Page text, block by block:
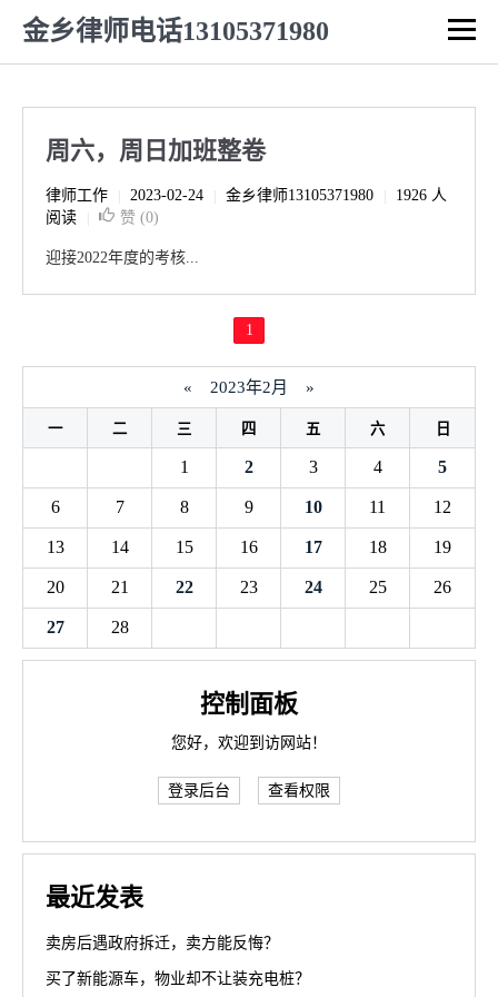
金乡律师电话13105371980
周六，周日加班整卷
律师工作 2023-02-24 金乡律师13105371980
1926 人
阅读
赞 (0)
迎接2022年度的考核...
1
« 2023年2月 »
一 二 三 四 五 六 日
1 2 3 4 5
6 7 8 9 10 11 12
13 14 15 16 17 18 19
20 21 22 23 24 25 26
27 28
控制面板
您好，欢迎到访网站！
登录后台 查看权限
最近发表
卖房后遇政府拆迁，卖方能反悔？
买了新能源车，物业却不让装充电桩？